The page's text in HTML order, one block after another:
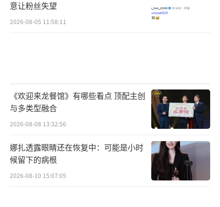
意让粉丝失望
2026-08-05 11:58:11
《欢迎来龙餐馆》有哪些看点 顶配主创
与多类型融合
2026-08-08 13:32:56
娜扎透露眼睛还在恢复中：可能是小时
候留下的病根
2026-08-10 15:07:05